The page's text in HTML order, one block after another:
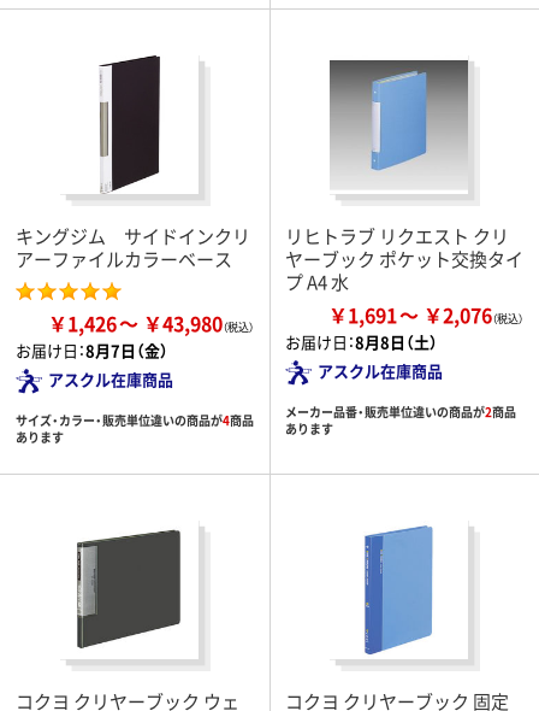
キングジム サイドインクリ
アーファイルカラーベース
￥1,426 ￥43,980
お届け日：8月7日（金）
アスクル在庫商品
サイズ・カラー・販売単位違いの商品が4商品
あります
リヒトラブ リクエスト クリ
ヤーブック ポケット交換タイ
プ A4 水
￥1,691 ￥2,076
お届け日：8月8日（土）
アスクル在庫商品
メーカー品番・販売単位違いの商品が2商品
あります
コクヨ クリヤーブック ウェ
コクヨ クリヤーブック 固定